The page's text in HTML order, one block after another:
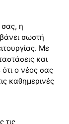
η
σωστή
Με
και
ο νέος σας
καθημερινές
τις